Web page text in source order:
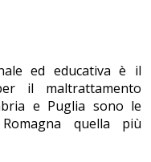
ed educativa è il
il maltrattamento
e Puglia sono le
quella più